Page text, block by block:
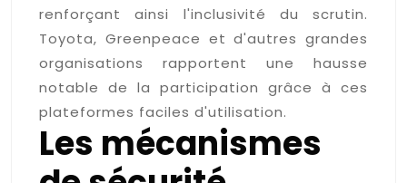
renforçant ainsi l'inclusivité du scrutin.
Toyota, Greenpeace et d'autres grandes
organisations rapportent une hausse
notable de la participation grâce à ces
plateformes faciles d'utilisation.
Les mécanismes